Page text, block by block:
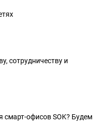
сотрудничеству и
смарт-офисов SOK? Будем